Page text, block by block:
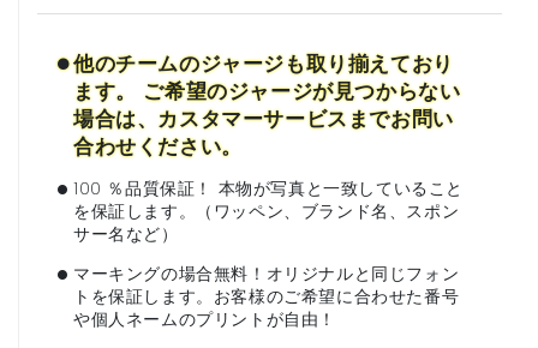
•他のチームのジャージも取り揃えており
ます。 ご希望のジャージが見つからない
場合は、カスタマーサービスまでお問い
合わせください。
• 100 ％品質保証！ 本物が写真と一致していること
を保証します。（ワッペン、ブランド名、スポン
サー名など）
• マーキングの場合無料！オリジナルと同じフォン
トを保証します。お客様のご希望に合わせた番号
や個人ネームのプリントが自由！